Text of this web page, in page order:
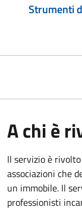
Strumenti
A chi è
Il servizio è
associazioni che
un immobile. Il
professionisti